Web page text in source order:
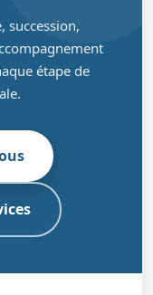
succession,
étape de